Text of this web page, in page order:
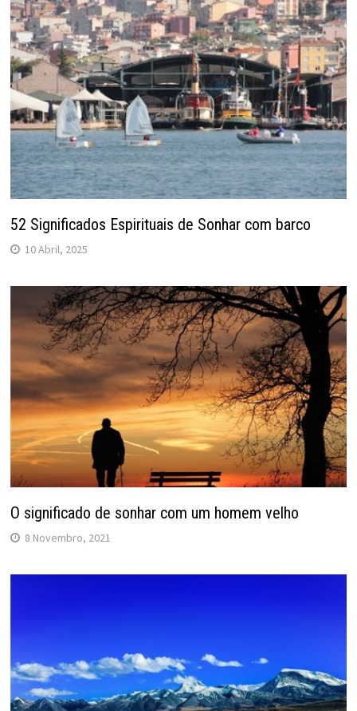
52 Significados Espirituais de Sonhar com barco
10 Abril, 2025
O significado de sonhar com um homem velho
8 Novembro, 2021